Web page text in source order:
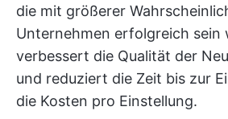
die mit größerer
Unternehmen erfolgreich sein
verbessert die Qualität der
und reduziert die Zeit bis zur
die Kosten pro Einstellung.